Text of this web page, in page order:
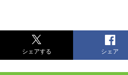
シェアする シェア